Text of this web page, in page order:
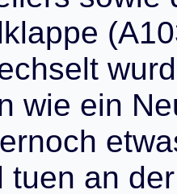
klappe (A10
chselt wurd
wie ein Ne
ernoch etwa
tuen an der